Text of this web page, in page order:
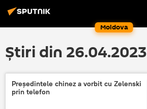
Moldova
Știri din 26.04.2023
Președintele chinez a vorbit cu Zelenski
prin telefon